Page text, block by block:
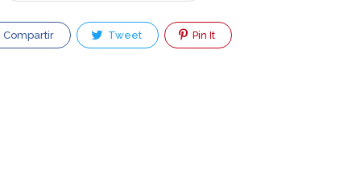
Compartir Tweet Pin It